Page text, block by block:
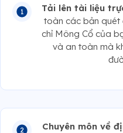
Tải lên tài liệu
toàn các bản quét
chỉ Mông Cổ của
và an toàn mà
Chuyên môn về